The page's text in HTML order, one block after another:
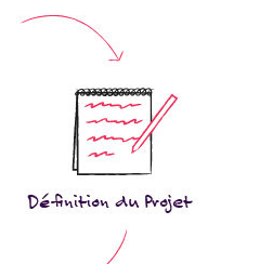
Définition du Projet